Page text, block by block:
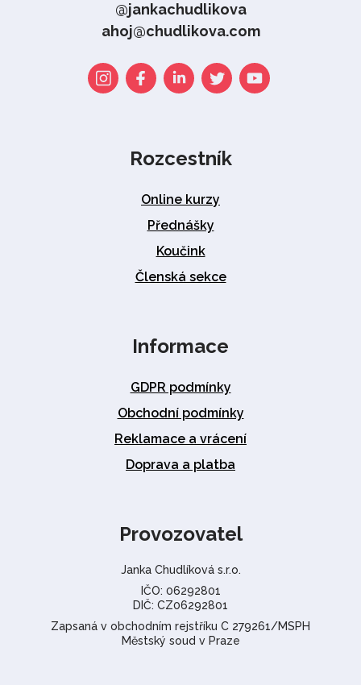
@jankachudlikova
ahoj@chudlikova.com
Rozcestník
Online kurzy
Přednášky
Koučink
Členská sekce
Informace
GDPR podmínky
Obchodní podmínky
Reklamace a vrácení
Doprava a platba
Provozovatel
Janka Chudlíková s.r.o.
IČO: 06292801
DIČ: CZ06292801
Zapsaná v obchodním rejstříku C 279261/MSPH
Městský soud v Praze